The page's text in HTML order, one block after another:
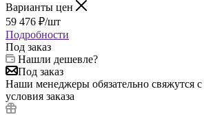
Варианты цен
59 476 ₽/шт
Подробности
Под заказ
Нашли дешевле?
Под заказ
Наши менеджеры обязательно свяжутся
условия заказа